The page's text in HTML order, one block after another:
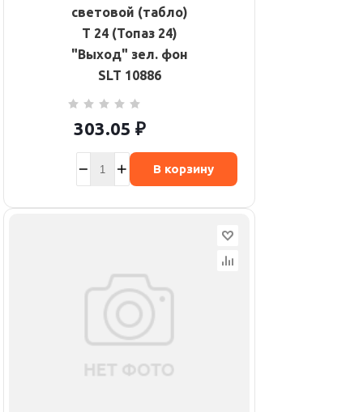
световой (табло)
Т 24 (Топаз 24)
"Выход" зел. фон
SLT 10886
303.05 ₽
В корзину